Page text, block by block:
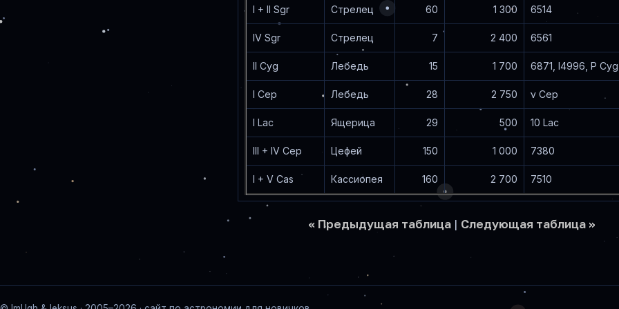
I + II Sgr Стрелец 60 1 300 6514
IV Sgr Стрелец 7 2 400 6561
II Cyg Лебедь 15 1 700 6871, I4996, P Cyg
I Cep Лебедь 28 2 750 ν Cep
I Lac Ящерица 29 500 10 Lac
III + IV Cep Цефей 150 1 000 7380
I + V Cas Кассиопея 160 2 700 7510
<< Предыдущая таблица | Следующая таблица >>